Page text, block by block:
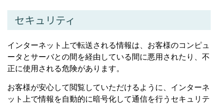
セキュリティ
インターネット上で転送される情報は、お客様のコンピュ
ータとサーバとの間を経由している間に悪用されたり、不
正に使用される危険があります。
お客様が安心して閲覧していただけるように、インターネ
ット上で情報を自動的に暗号化して通信を行うセキュリテ